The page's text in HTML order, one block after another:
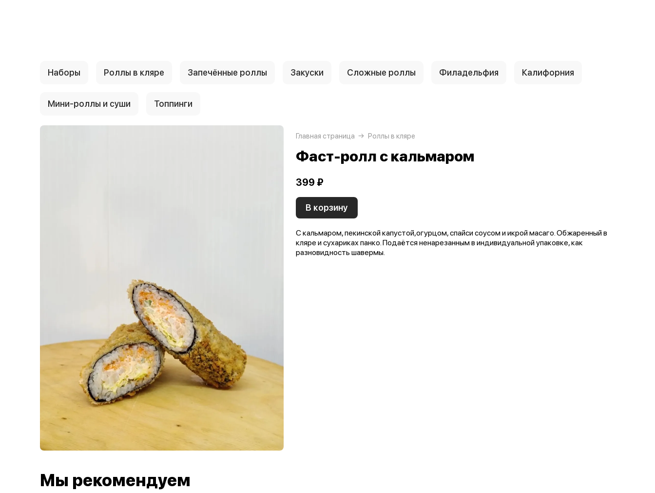
Наборы Роллы в кляре Запечённые роллы Закуски Сложные роллы Филадельфия Калифорния
Мини-роллы и суши Топпинги
Главная страница Роллы в кляре
Фаст-ролл с кальмаром
399 ₽
В корзину
С кальмаром, пекинской капустой,огурцом, спайси соусом и икрой масаго. Обжаренный в
кляре и сухариках панко. Подаётся ненарезанным в индивидуальной упаковке, как
разновидность шавермы.
Мы рекомендуем